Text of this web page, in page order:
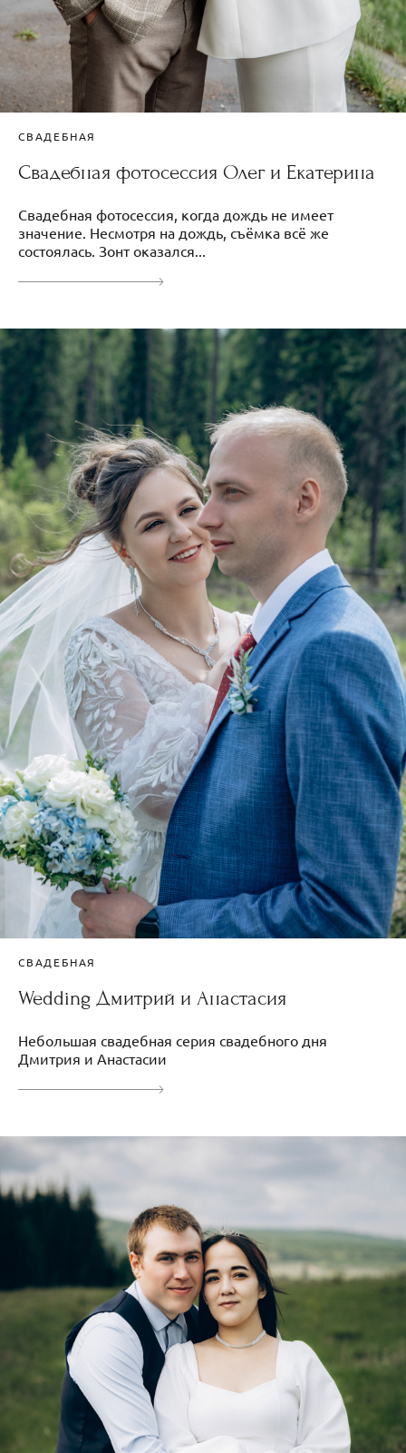
СВАДЕБНАЯ
Свадебная фотосессия Олег и Екатерина
Свадебная фотосессия, когда дождь не имеет
значение. Несмотря на дождь, съёмка всё же
состоялась. Зонт оказался...
СВАДЕБНАЯ
Wedding Дмитрий и Анастасия
Небольшая свадебная серия свадебного дня
Дмитрия и Анастасии